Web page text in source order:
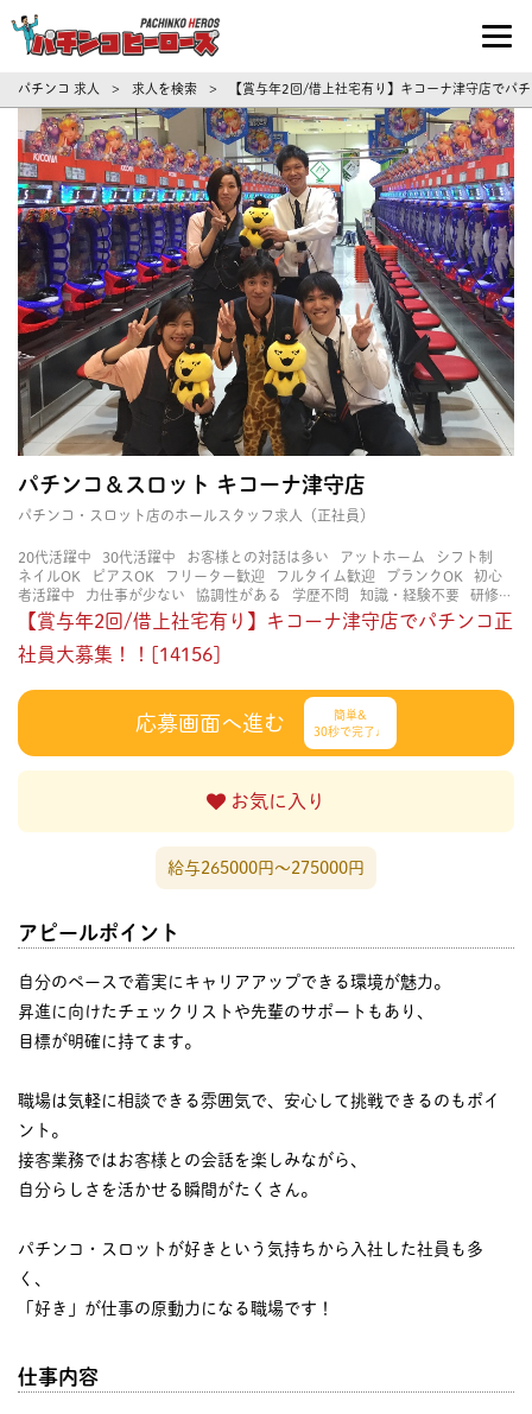
パチンコ求人・転職ならパチンコヒーロ
パチンコ 求人 > 求人を検索 > 【賞与年2回/借上社宅有り】キコーナ津守店で
パチンコ＆スロット キコーナ津守店
パチンコ・スロット店のホールスタッフ求人（正社員）
20代活躍中 30代活躍中 お客様との対話は多い アットホーム
シフト制
ネイルOK
ピアスOK フリーター歓迎 フルタイム歓迎 ブランクOK
初心
者活躍中
力仕事が少ない 協調性がある 学歴不問 知識・経験不要
研修あ
り
立ち仕事 経験者・有資格者歓迎 茶髪OK 賑やかな職場
長く働ける
長期歓迎
【賞与年2回/借上社宅有り】キコーナ津守店でパチンコ正
社員大募集！！[14156]
応募画面へ進む
簡単&
30秒で完了♩
お気に入り
給与265000円〜275000円
アピールポイント
自分のペースで着実にキャリアアップできる環境が魅力。
昇進に向けたチェックリストや先輩のサポートもあり、
目標が明確に持てます。
職場は気軽に相談できる雰囲気で、安心して挑戦できるのもポイ
ント。
接客業務ではお客様との会話を楽しみながら、
自分らしさを活かせる瞬間がたくさん。
パチンコ・スロットが好きという気持ちから入社した社員も多
く、
「好き」が仕事の原動力になる職場です！
仕事内容